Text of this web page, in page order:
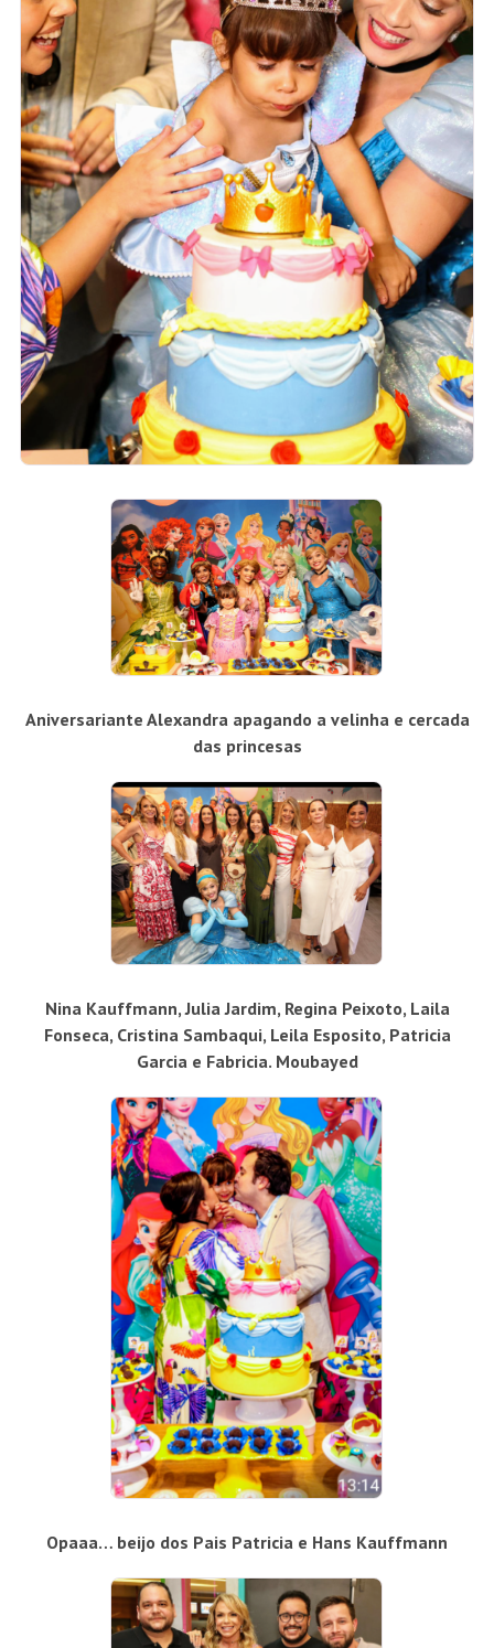
Aniversariante Alexandra apagando a velinha e cercada
das princesas
Nina Kauffmann, Julia Jardim, Regina Peixoto, Laila
Fonseca, Cristina Sambaqui, Leila Esposito, Patricia
Garcia e Fabricia. Moubayed
Opaaa… beijo dos Pais Patricia e Hans Kauffmann